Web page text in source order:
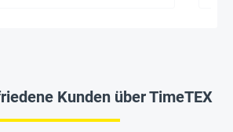
Kunden über TimeTEX